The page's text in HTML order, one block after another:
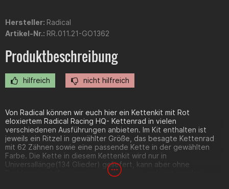
Hersteller: Radical
Artikel-Nr.: RR.011.21-GO1362
Produktbeschreibung
hilfreich nicht hilfreich
Von Radical können wir euch hier ein Kettenkit mit Rot
eloxiertem Radical Racing HQ- Kettenrad in vielen
verschiedenen Ausführungen anbieten. Im Kit enthalten ist
jeweils ein Ritzel in gewählter Größe, das besagte Kettenrad
mit 62 Zähnen sowie eine passende Kette in der gewählten
Farbe. Die Kette in diesem Kettenkit wird nur in
Universallänge(134 Glieder) geliefert, kann aber ohne
Kettentrenners